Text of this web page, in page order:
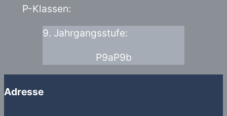
P-Klassen:
9. Jahrgangsstufe:
P9aP9b
Adresse